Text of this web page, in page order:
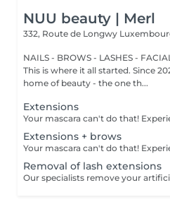
NUU beauty | Merl
332, Route de Longwy
NAILS - BROWS - LASHES -
This is where it all started. Since
home of beauty - the one th...
Extensions
Extensions + brows
Removal of lash extensions